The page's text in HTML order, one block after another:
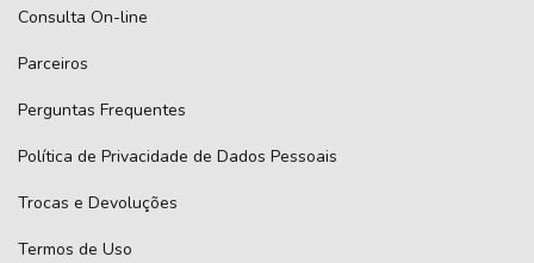
Consulta On-line
Parceiros
Perguntas Frequentes
Política de Privacidade de Dados Pessoais
Trocas e Devoluções
Termos de Uso